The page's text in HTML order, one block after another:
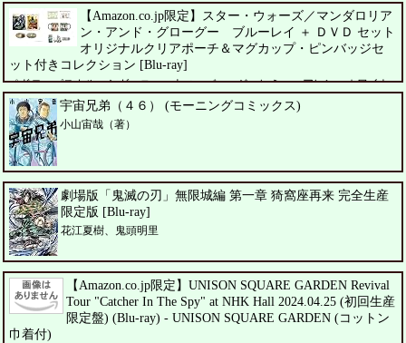
【Amazon.co.jp限定】スター・ウォーズ／マンダロリア
ン・アンド・グローグー ブルーレイ ＋ ＤＶＤ セット
オリジナルクリアポーチ＆マグカップ・ピンバッジセ
ット付きコレクション [Blu-ray]
ペドロ・パスカル、シガーニー・ウィーバー、ジェレミー・アレン・ホワイト
宇宙兄弟（４６） (モーニングコミックス)
小山宙哉（著）
劇場版「鬼滅の刃」無限城編 第一章 猗窩座再来 完全生産
限定版 [Blu-ray]
花江夏樹、鬼頭明里
【Amazon.co.jp限定】UNISON SQUARE GARDEN Revival
Tour "Catcher In The Spy" at NHK Hall 2024.04.25 (初回生産
限定盤) (Blu-ray) - UNISON SQUARE GARDEN (コットン
巾着付)